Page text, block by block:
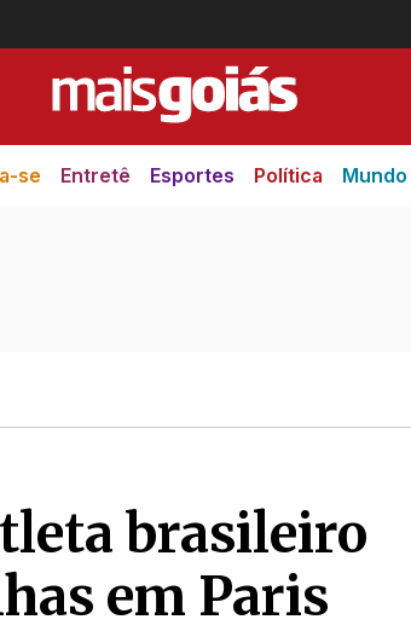
se Entretê Esportes Política Mundo
brasileiro
em Paris